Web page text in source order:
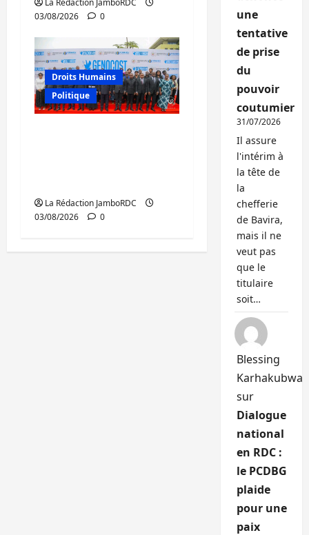
La Rédaction JamboRDC
03/08/2026
0
Droits Humains
Politique
La Rédaction JamboRDC
03/08/2026
0
une
tentative
de prise
du
pouvoir
coutumier
31/07/2026
Il assure
l'intérim à
la tête de
la
chefferie
de Bavira,
mais il ne
veut pas
que le
titulaire
soit…
Blessing
Karhakubwa
sur
Dialogue
national
en RDC :
le PCDBG
plaide
pour une
paix